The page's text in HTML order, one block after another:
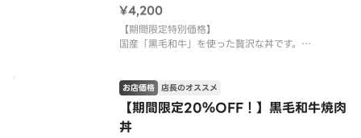
¥4,200
【期間限定特別価格】
国産「黒毛和牛」を使った贅沢な丼です。
赤身の旨みと脂の甘みを、香り豊かな特製ソースで
引き立てた贅沢なローストビーフ丼。
一口ごとに広がる上質な味わいをお楽しみく
【期間限定20％OFF！】黒毛和牛焼肉
丼
お店価格 店長のオススメ